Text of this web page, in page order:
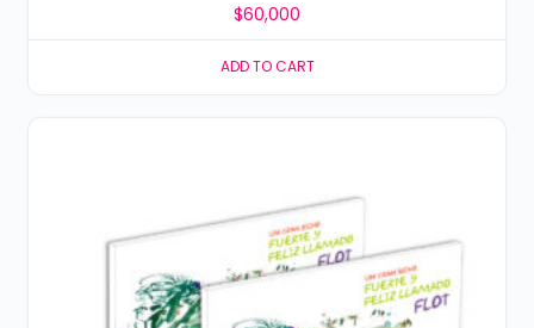
$60,000
ADD TO CART